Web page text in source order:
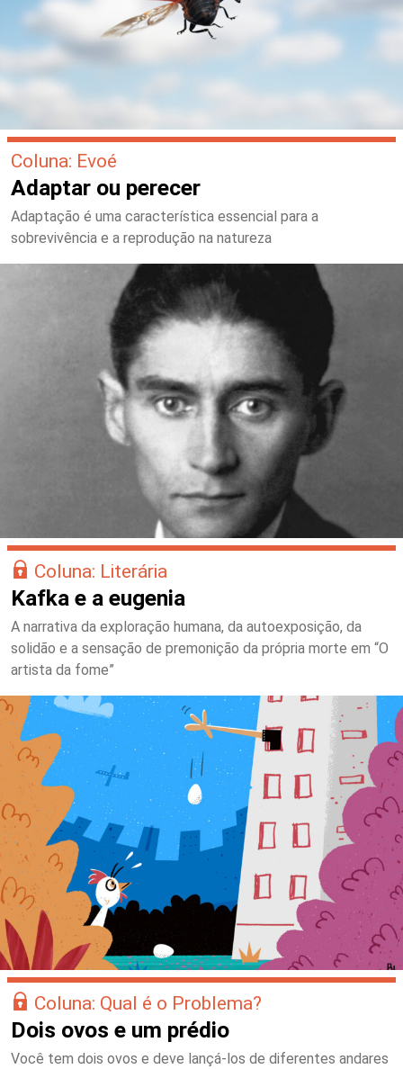
Coluna: Evoé
Adaptar ou perecer
Adaptação é uma característica essencial para a
sobrevivência e a reprodução na natureza
Coluna: Literária
Kafka e a eugenia
A narrativa da exploração humana, da autoexposição, da
solidão e a sensação de premonição da própria morte em “O
artista da fome”
Coluna: Qual é o Problema?
Dois ovos e um prédio
Você tem dois ovos e deve lançá-los de diferentes andares